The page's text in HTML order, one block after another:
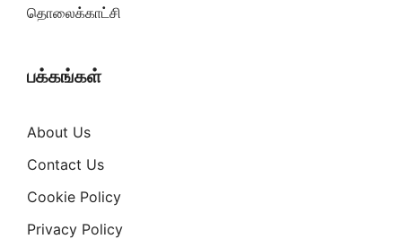
தொலைக்காட்சி
பக்கங்கள்
About Us
Contact Us
Cookie Policy
Privacy Policy